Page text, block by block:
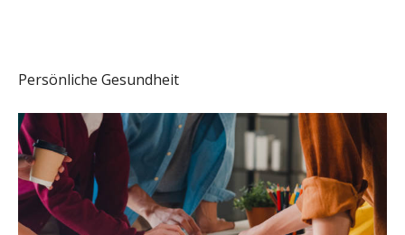
Persönliche Gesundheit